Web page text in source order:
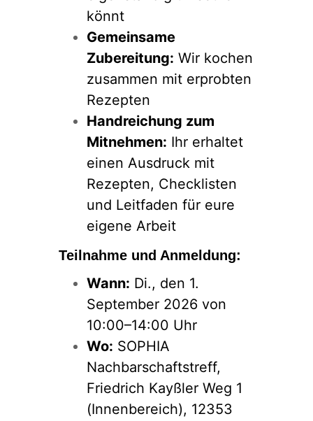
könnt
Gemeinsame
Zubereitung: Wir kochen
zusammen mit erprobten
Rezepten
Handreichung zum
Mitnehmen: Ihr erhaltet
einen Ausdruck mit
Rezepten, Checklisten
und Leitfaden für eure
eigene Arbeit
Teilnahme und Anmeldung:
Wann: Di., den 1.
September 2026 von
10:00–14:00 Uhr
Wo: SOPHIA
Nachbarschaftstreff,
Friedrich Kayßler Weg 1
(Innenbereich), 12353